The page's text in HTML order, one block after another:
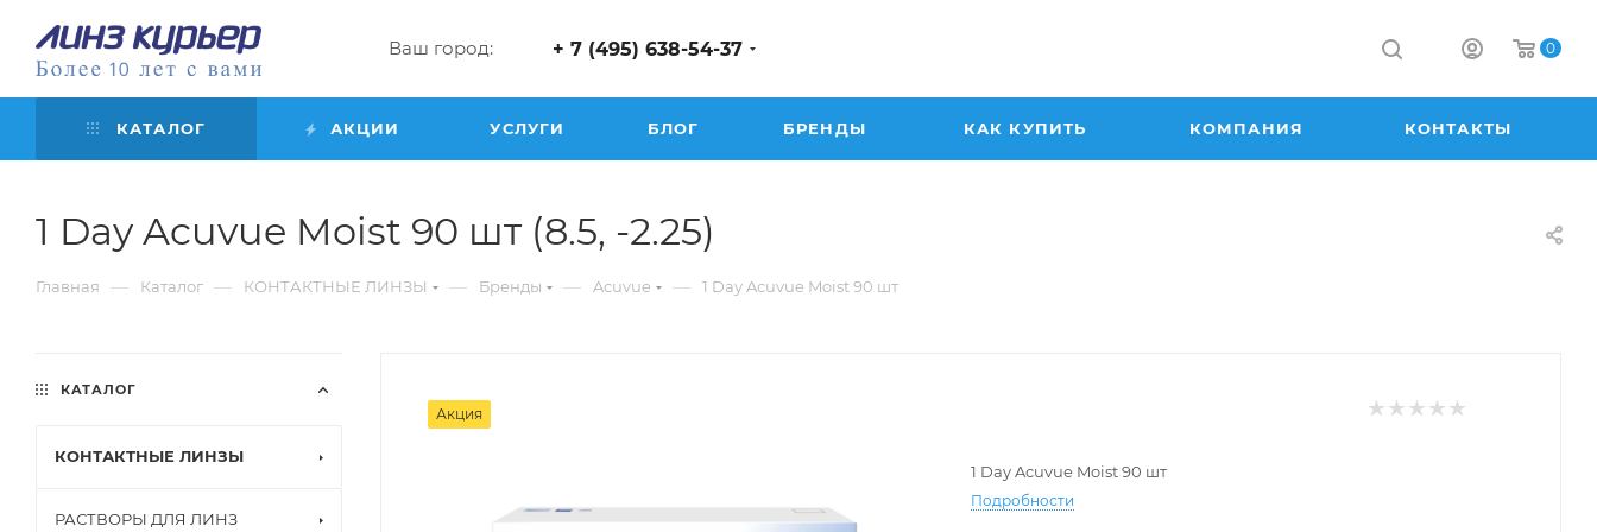
Ваш город: + 7 (495) 638-54-37 0
КАТАЛОГ АКЦИИ УСЛУГИ БЛОГ БРЕНДЫ КАК КУПИТЬ КОМПАНИЯ КОНТАКТЫ
1 Day Acuvue Moist 90 шт (8.5, -2.25)
Главная — Каталог — КОНТАКТНЫЕ ЛИНЗЫ — Бренды — Acuvue — 1 Day Acuvue Moist 90 шт
Акция
1 Day Acuvue Moist 90 шт
Подробности
КАТАЛОГ
КОНТАКТНЫЕ ЛИНЗЫ
РАСТВОРЫ ДЛЯ ЛИНЗ